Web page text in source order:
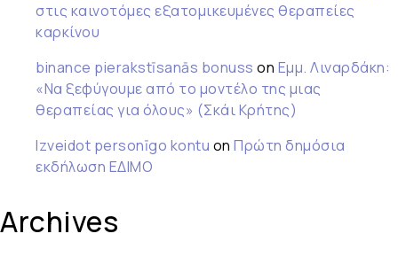
στις καινοτόμες εξατομικευμένες θεραπείες
καρκίνου
binance pierakstīsanās bonuss on Εμμ. Λιναρδάκη:
«Να ξεφύγουμε από το μοντέλο της μιας
θεραπείας για όλους» (Σκάι Κρήτης)
Izveidot personīgo kontu on Πρώτη δημόσια
εκδήλωση ΕΔΙΜΟ
Archives